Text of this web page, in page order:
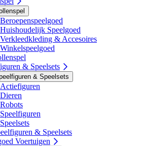
Beroepenspeelgoed
Huishoudelijk Speelgoed
Verkleedkleding & Accesoires
Winkelspeelgoed
& Speelsets
& Speelsets
Actiefiguren
Dieren
Robots
Speelfiguren
Speelsets
& Speelsets
Voertuigen